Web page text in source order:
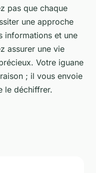
pas que chaque
une approche
informations et une
assurer une vie
Votre iguane
; il vous envoie
le déchiffrer.